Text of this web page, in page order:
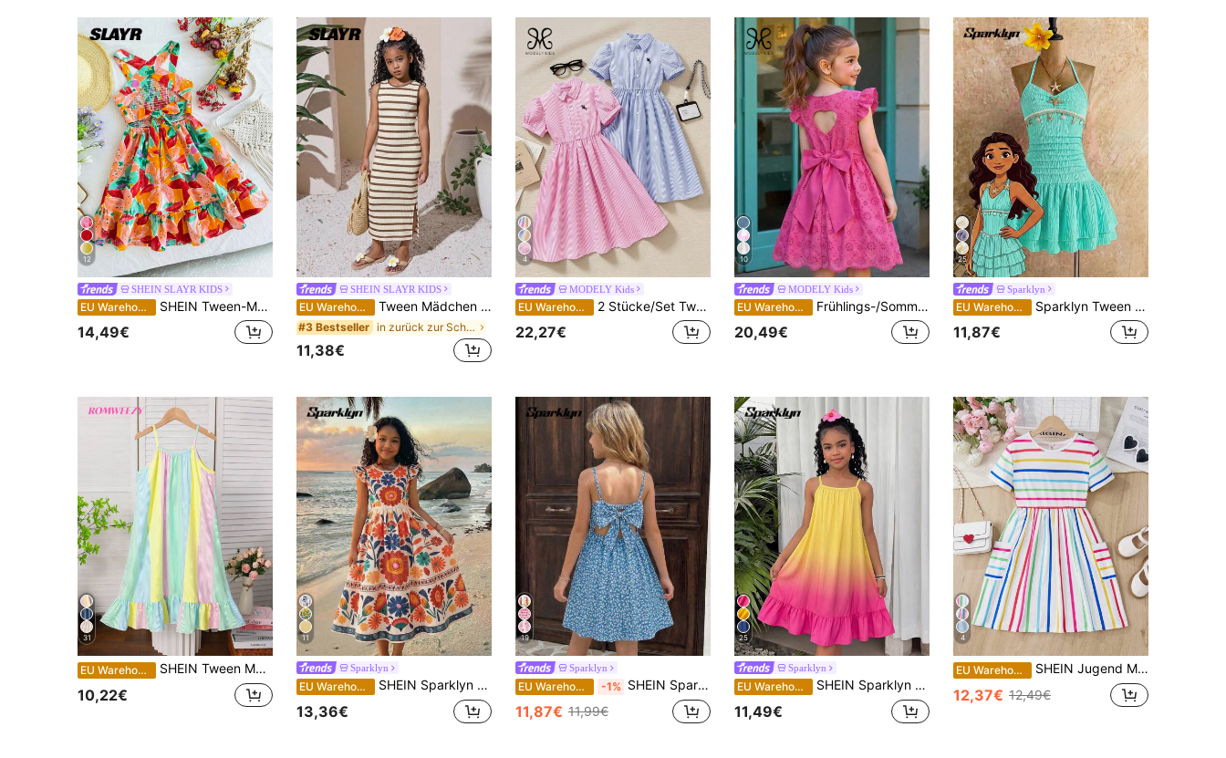
12
SHEIN SLAYR KIDS
EU Warehouse SHEIN Tween-Mädchen Gewebtes, tropisches Pflanzenmuster, Schleifendekor, kurzes Kleid mit elastischer Taille
14,49€
SHEIN SLAYR KIDS
EU Warehouse Tween Mädchen Kleid im Teenager-Alter beige & weiß gestreift, figurbetont mit Schlitz an der Seite, knielang, Casual Sommer Urlaub/Schule/Ausflug, Mutter-Tochter/Schwester Partnerlook
#3 Bestseller in zurück zur Schule Tween Mädchen Kleider
11,38€
4
MODELY Kids
EU Warehouse 2 Stücke/Set Tween Mädchen Blau Gestreiften Kragen Kurzarm Bestickt Taille Kleid Und Blau Gestreiften Kragen Taille Hemd Kleid
22,27€
10
MODELY Kids
EU Warehouse Frühlings-/Sommerkleid für Mädchen mit fuchsiafarbenem Herz, Cut Out Bubikragen, Rundhalskragen, Taille mit großer Schleife. Zierliches, Cut Out Blumen-Kurzkleid im Prinzessinnenstil für Geburtstage, Bankette, Alltagstragen. Kleid mit 3D-Schleifendekor, weiten Ärmeln und A-Linie.
20,49€
25
Sparklyn
EU Warehouse Sparklyn Tween Mädchen Sommerkleid mit strukturierter Seestern- und Muscheldekor, Neckholder mit Rüschensaum
11,87€
31
EU Warehouse SHEIN Tween Mädchen Bunt gestreiftes bedrucktes Camisole Saum Volant Urlaubs Lässig Kleid
10,22€
11
Sparklyn
EU Warehouse SHEIN Sparklyn Tween Mädchen Kleid mit Blume Muster, Rundhalsausschnitt, Kurzarm, Urlaub
13,36€
19
Sparklyn
EU Warehouse -1% SHEIN Sparklyn Mädchen Kleid mit Spaghettiträgern, Hasen-Muster frisch und lebendig, Spaghettiträger + große Schleife am Rücken Design süß und cool, tailliert + voluminöser Rock schmeichelhaft und dynamisch, ob für den Urlaub oder den Alltag, es ist eine süße Sommer-Kollektion für Mädchen
11,87€ 11,99€
25
Sparklyn
EU Warehouse SHEIN Sparklyn Weiches Mädchen-Spaghetti-Träger-Kleid, Farbverlauf-Orange-Muster-Stoff, natürlicher Übergang von Hellgelb zu Orange, frische Atmosphäre. Spaghetti-Träger-Design für kühle Sommerkleidung, lockere A-Linien-Silhouette passt allen Körpertypen, einfache Bewegung; geraffter Saum verleiht Süße und Verspieltheit, perfekt für Sommerausflüge, Strandurlaub oder tägliches Tragen, bequem und fotogen, essentielles Sommerkleidungsstück für Mädchen.
11,49€
4
EU Warehouse SHEIN Jugend Mädchen Gestreiftes Freizeitkleid Mit Kurzen Ärmeln Und Rundhalsausschnitt Für Frühling/sommer
12,37€ 12,49€